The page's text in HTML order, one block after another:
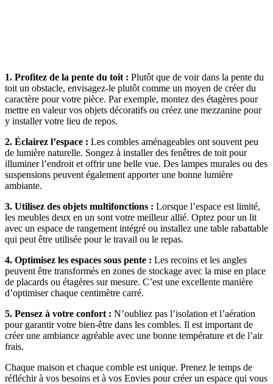
1. Profitez de la pente du toit : Plutôt que de voir dans la pente du
toit un obstacle, envisagez-le plutôt comme un moyen de créer du
caractère pour votre pièce. Par exemple, montez des étagères pour
mettre en valeur vos objets décoratifs ou créez une mezzanine pour
y installer votre lieu de repos.
2. Éclairez l’espace : Les combles aménageables ont souvent peu
de lumière naturelle. Songez à installer des fenêtres de toit pour
illuminer l’endroit et offrir une belle vue. Des lampes murales ou des
suspensions peuvent également apporter une bonne lumière
ambiante.
3. Utilisez des objets multifonctions : Lorsque l’espace est limité,
les meubles deux en un sont votre meilleur allié. Optez pour un lit
avec un espace de rangement intégré ou installez une table rabattable
qui peut être utilisée pour le travail ou le repas.
4. Optimisez les espaces sous pente : Les recoins et les angles
peuvent être transformés en zones de stockage avec la mise en place
de placards ou étagères sur mesure. C’est une excellente manière
d’optimiser chaque centimètre carré.
5. Pensez à votre confort : N’oubliez pas l’isolation et l’aération
pour garantir votre bien-être dans les combles. Il est important de
créer une ambiance agréable avec une bonne température et de l’air
frais.
Chaque maison et chaque comble est unique. Prenez le temps de
réfléchir à vos besoins et à vos Envies pour créer un espace qui vous